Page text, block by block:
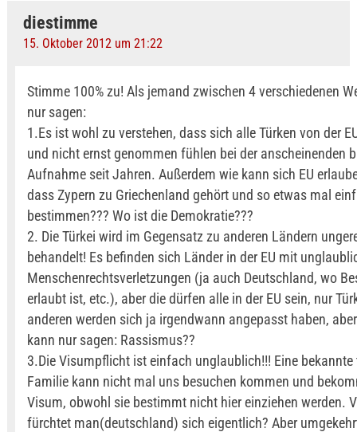
diestimme
15. Oktober 2012 um 21:22
Stimme 100% zu! Als jemand zwischen 4 verschiedenen
nur sagen:
1.Es ist wohl zu verstehen, dass sich alle Türken von der
und nicht ernst genommen fühlen bei der anscheinenden
Aufnahme seit Jahren. Außerdem wie kann sich EU
dass Zypern zu Griechenland gehört und so etwas mal
bestimmen??? Wo ist die Demokratie???
2. Die Türkei wird im Gegensatz zu anderen Ländern
behandelt! Es befinden sich Länder in der EU mit
Menschenrechtsverletzungen (ja auch Deutschland, wo
erlaubt ist, etc.), aber die dürfen alle in der EU sein, nur
anderen werden sich ja irgendwann angepasst haben,
kann nur sagen: Rassismus??
3.Die Visumpflicht ist einfach unglaublich!!! Eine bekannte
Familie kann nicht mal uns besuchen kommen und
Visum, obwohl sie bestimmt nicht hier einziehen werden.
fürchtet man(deutschland) sich eigentlich? Aber